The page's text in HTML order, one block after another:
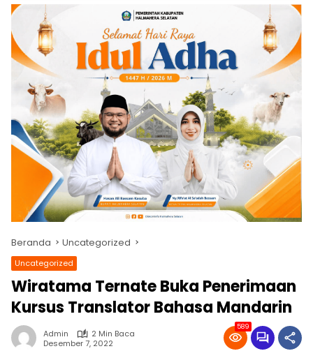
Beranda Uncategorized
Uncategorized
Wiratama Ternate Buka Penerimaan
Kursus Translator Bahasa Mandarin
Admin
2 Min Baca
Desember 7, 2022
589